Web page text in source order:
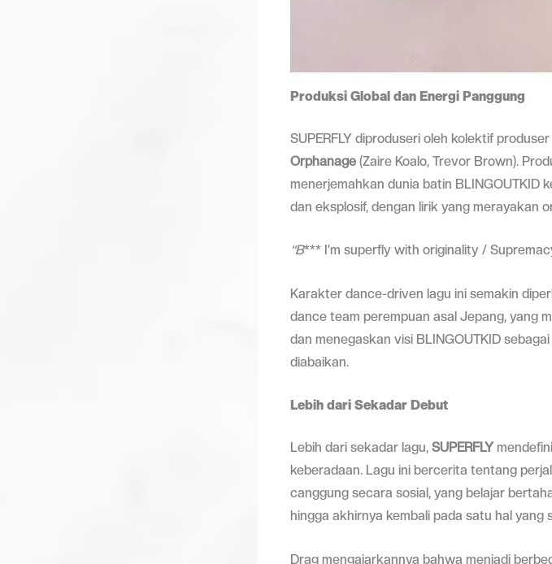
Produksi Global dan Energi Panggung
SUPERFLY diproduseri oleh kolektif
Orphanage (Zaire Koalo, Trevor Brown).
menerjemahkan dunia batin BLINGOUTKID
dan eksplosif, dengan lirik yang merayakan
“B*** I’m superfly with originality /
Karakter dance-driven lagu ini semakin
dance team perempuan asal Jepang, yang
dan menegaskan visi BLINGOUTKID
diabaikan.
Lebih dari Sekadar Debut
Lebih dari sekadar lagu, SUPERFLY
keberadaan. Lagu ini bercerita tentang
canggung secara sosial, yang belajar
hingga akhirnya kembali pada satu hal
Drag mengajarkannya bahwa menjadi